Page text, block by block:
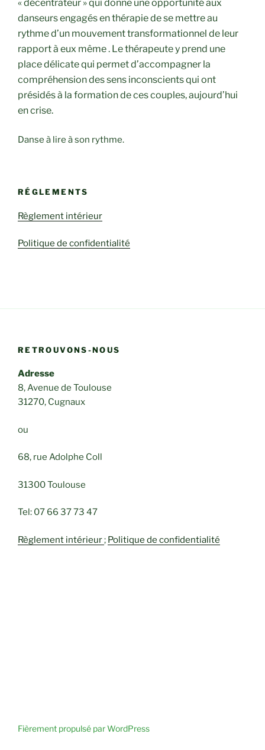
« décentrateur » qui donne une opportunité aux
danseurs engagés en thérapie de se mettre au
rythme d’un mouvement transformationnel de leur
rapport à eux même . Le thérapeute y prend une
place délicate qui permet d’accompagner la
compréhension des sens inconscients qui ont
présidés à la formation de ces couples, aujourd’hui
en crise.
Danse à lire à son rythme.
RÉGLEMENTS
Règlement intérieur
Politique de confidentialité
RETROUVONS-NOUS
Adresse
8, Avenue de Toulouse
31270, Cugnaux
ou
68, rue Adolphe Coll
31300 Toulouse
Tel: 07 66 37 73 47
Règlement intérieur; Politique de confidentialité
Fièrement propulsé par WordPress